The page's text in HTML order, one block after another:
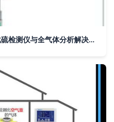
精准守护每一方空气 六氟化硫检测仪与全气体分析解决方案全解析